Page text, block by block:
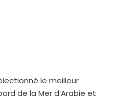
le meilleur
de la Mer d’Arabie et